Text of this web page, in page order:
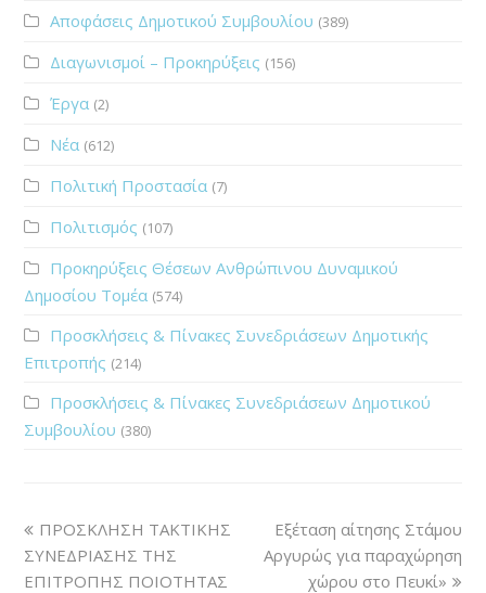
Αποφάσεις Δημοτικού Συμβουλίου (389)
Διαγωνισμοί – Προκηρύξεις (156)
Έργα (2)
Νέα (612)
Πολιτική Προστασία (7)
Πολιτισμός (107)
Προκηρύξεις Θέσεων Ανθρώπινου Δυναμικού
Δημοσίου Τομέα (574)
Προσκλήσεις & Πίνακες Συνεδριάσεων Δημοτικής
Επιτροπής (214)
Προσκλήσεις & Πίνακες Συνεδριάσεων Δημοτικού
Συμβουλίου (380)
ΠΡΟΣΚΛΗΣΗ ΤΑΚΤΙΚΗΣ
ΣΥΝΕΔΡΙΑΣΗΣ ΤΗΣ
ΕΠΙΤΡΟΠΗΣ ΠΟΙΟΤΗΤΑΣ
Εξέταση αίτησης Στάμου
Αργυρώς για παραχώρηση
χώρου στο Πευκί»